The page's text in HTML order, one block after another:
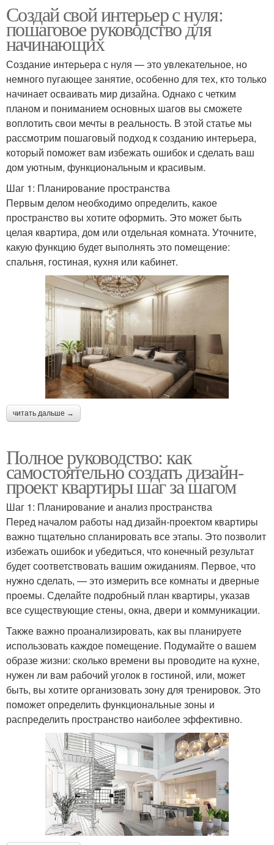
Создай свой интерьер с нуля:
пошаговое руководство для
начинающих
Создание интерьера с нуля — это увлекательное, но
немного пугающее занятие, особенно для тех, кто только
начинает осваивать мир дизайна. Однако с четким
планом и пониманием основных шагов вы сможете
воплотить свои мечты в реальность. В этой статье мы
рассмотрим пошаговый подход к созданию интерьера,
который поможет вам избежать ошибок и сделать ваш
дом уютным, функциональным и красивым.
Шаг 1: Планирование пространства
Первым делом необходимо определить, какое
пространство вы хотите оформить. Это может быть
целая квартира, дом или отдельная комната. Уточните,
какую функцию будет выполнять это помещение:
спальня, гостиная, кухня или кабинет.
читать дальше →
Полное руководство: как
самостоятельно создать дизайн-
проект квартиры шаг за шагом
Шаг 1: Планирование и анализ пространства
Перед началом работы над дизайн-проектом квартиры
важно тщательно спланировать все этапы. Это позволит
избежать ошибок и убедиться, что конечный результат
будет соответствовать вашим ожиданиям. Первое, что
нужно сделать, — это измерить все комнаты и дверные
проемы. Сделайте подробный план квартиры, указав
все существующие стены, окна, двери и коммуникации.
Также важно проанализировать, как вы планируете
использовать каждое помещение. Подумайте о вашем
образе жизни: сколько времени вы проводите на кухне,
нужен ли вам рабочий уголок в гостиной, или, может
быть, вы хотите организовать зону для тренировок. Это
поможет определить функциональные зоны и
распределить пространство наиболее эффективно.